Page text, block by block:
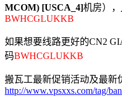
MCOM) [USCA_4]机房），
BWHCGLUKKB
如果想要线路更好的CN2
码BWHCGLUKKB
搬瓦工最新促销活动及最新
http://www.vpsxxs.com/tag/